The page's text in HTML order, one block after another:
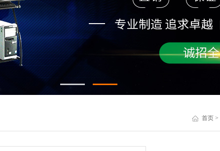
首页>